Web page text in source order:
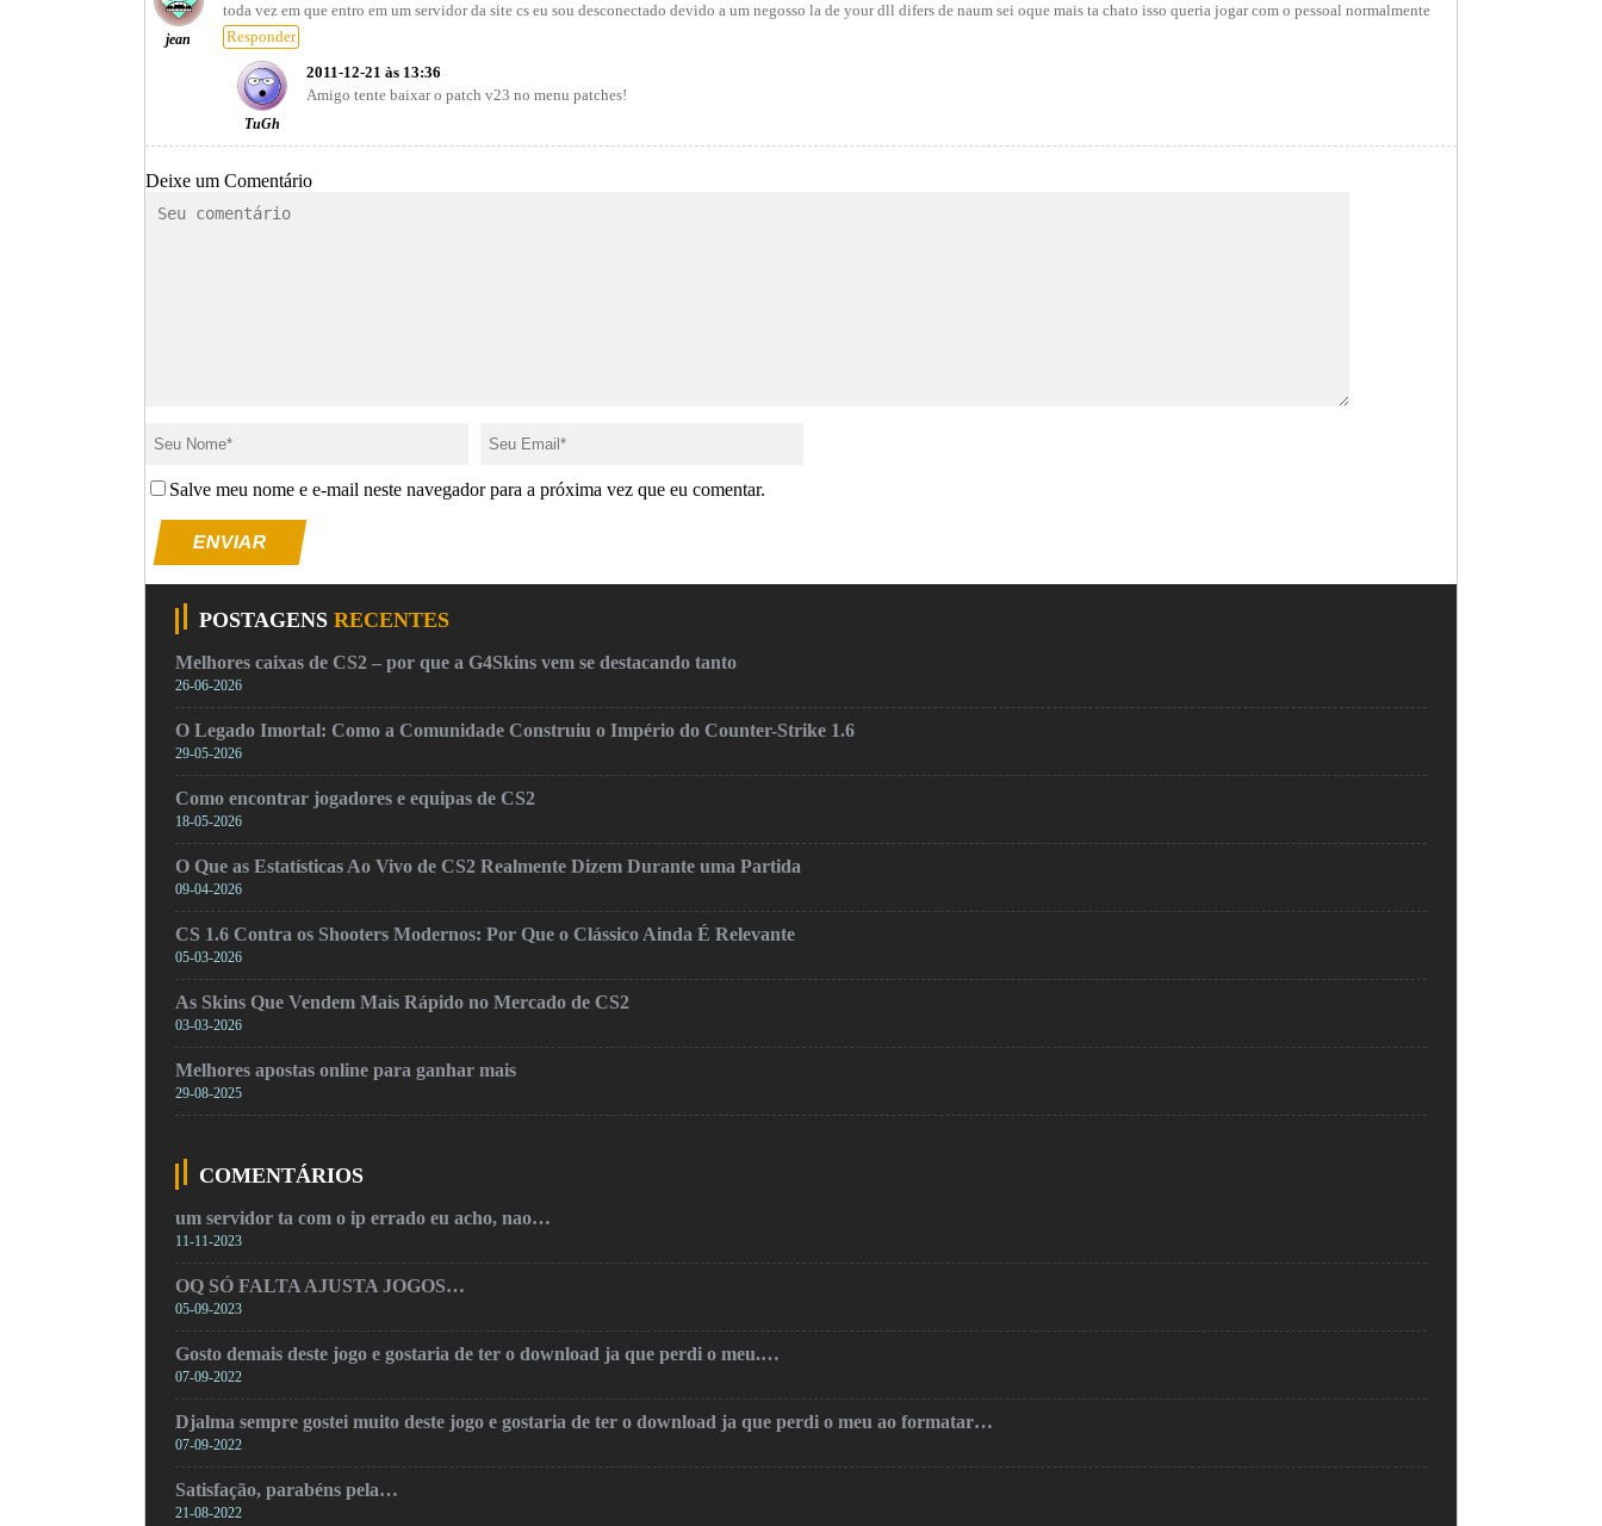
jean
toda vez em que entro em um servidor da site cs eu sou desconectado devido a um negosso la de your dll difers de naum sei oque mais ta chato isso queria jogar com o pessoal normalmente
Responder
TuGh
2011-12-21 às 13:36
Amigo tente baixar o patch v23 no menu patches!
Deixe um Comentário
Salve meu nome e e-mail neste navegador para a próxima vez que eu comentar.
ENVIAR
POSTAGENS RECENTES
Melhores caixas de CS2 – por que a G4Skins vem se destacando tanto
26-06-2026
O Legado Imortal: Como a Comunidade Construiu o Império do Counter-Strike 1.6
29-05-2026
Como encontrar jogadores e equipas de CS2
18-05-2026
O Que as Estatísticas Ao Vivo de CS2 Realmente Dizem Durante uma Partida
09-04-2026
CS 1.6 Contra os Shooters Modernos: Por Que o Clássico Ainda É Relevante
05-03-2026
As Skins Que Vendem Mais Rápido no Mercado de CS2
03-03-2026
Melhores apostas online para ganhar mais
29-08-2025
COMENTÁRIOS
um servidor ta com o ip errado eu acho, nao…
11-11-2023
OQ SÓ FALTA AJUSTA JOGOS…
05-09-2023
Gosto demais deste jogo e gostaria de ter o download ja que perdi o meu.…
07-09-2022
Djalma sempre gostei muito deste jogo e gostaria de ter o download ja que perdi o meu ao formatar…
07-09-2022
Satisfação, parabéns pela…
21-08-2022